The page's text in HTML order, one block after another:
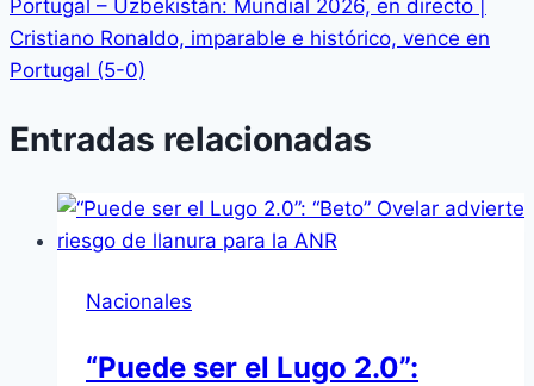
Portugal – Uzbekistán: Mundial 2026, en directo |
Cristiano Ronaldo, imparable e histórico, vence en
Portugal (5-0)
Entradas relacionadas
Nacionales
“Puede ser el Lugo 2.0”: